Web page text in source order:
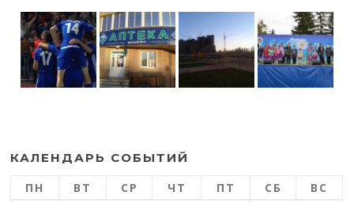
КАЛЕНДАРЬ СОБЫТИЙ
ПН ВТ СР ЧТ ПТ СБ ВС